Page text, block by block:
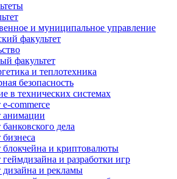
и муниципальное управление
факультет
факультет
и теплотехника
безопасность
в технических системах
e-commerce
анимации
дела
блокчейна и криптовалюты
геймдизайна и разработки игр
дизайна и рекламы